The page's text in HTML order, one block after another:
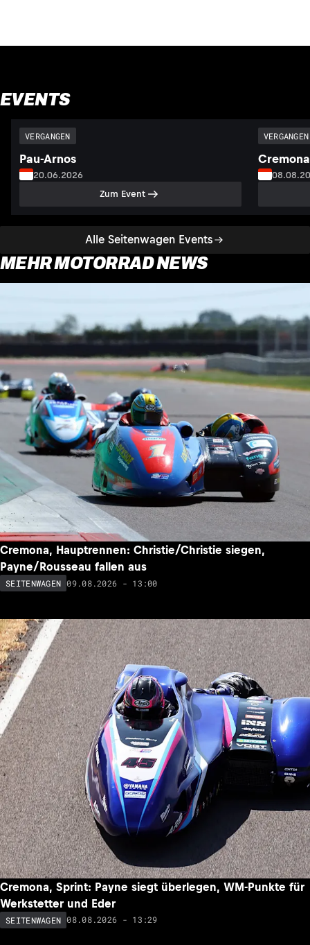
EVENTS
Alle Seitenwagen Events
VERGANGEN
Pau-Arnos
20.06.2026
Zum Event
VERGANGEN
Cremona
MEHR MOTORRAD NEWS
Cremona, Hauptrennen: Christie/Christie siegen,
Payne/Rousseau fallen aus
SEITENWAGEN 09.08.2026 - 13:00
Cremona, Sprint: Payne siegt überlegen, WM-Punkte für
Werkstetter und Eder
SEITENWAGEN 08.08.2026 - 13:29